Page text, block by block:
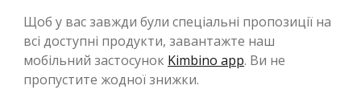
Щоб у вас завжди були спеціальні пропозиції на
всі доступні продукти, завантажте наш
мобільний застосунок Kimbino app. Ви не
пропустите жодної знижки.